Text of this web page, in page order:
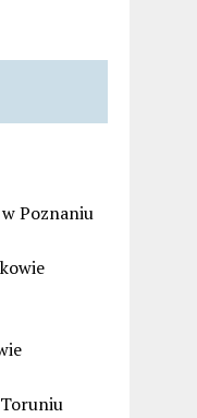
Poznaniu